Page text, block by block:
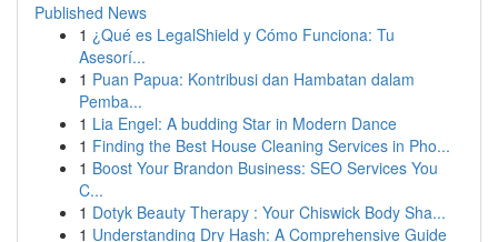
Published News
1 ¿Qué es LegalShield y Cómo Funciona: Tu
Asesorí...
1 Puan Papua: Kontribusi dan Hambatan dalam
Pemba...
1 Lia Engel: A budding Star in Modern Dance
1 Finding the Best House Cleaning Services in Pho...
1 Boost Your Brandon Business: SEO Services You
C...
1 Dotyk Beauty Therapy : Your Chiswick Body Sha...
1 Understanding Dry Hash: A Comprehensive Guide